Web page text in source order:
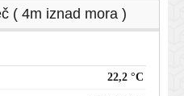
( 4m iznad mora )
22,2 °C